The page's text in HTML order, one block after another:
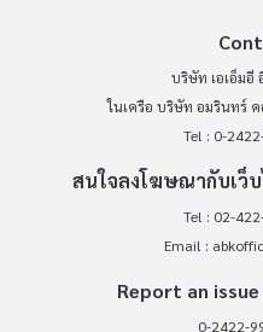
บริษัท เอเอ็มอี
ในเครือ บริษัท อมรินทร์
Tel : 0-
สนใจลงโฆษณากับเว็
Tel : 02-
Email :
Report an
0-2422-